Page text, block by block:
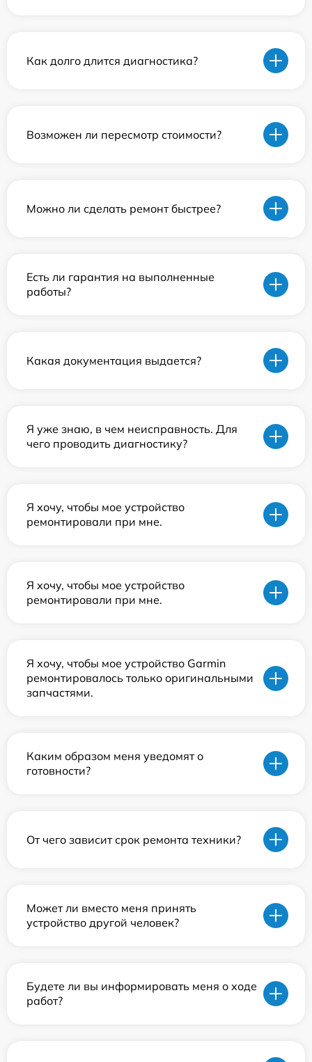
Как долго длится диагностика?
Возможен ли пересмотр стоимости?
Можно ли сделать ремонт быстрее?
Есть ли гарантия на выполненные
работы?
Какая документация выдается?
Я уже знаю, в чем неисправность. Для
чего проводить диагностику?
Я хочу, чтобы мое устройство
ремонтировали при мне.
Я хочу, чтобы мое устройство
ремонтировали при мне.
Я хочу, чтобы мое устройство Garmin
ремонтировалось только оригинальными
запчастями.
Каким образом меня уведомят о
готовности?
От чего зависит срок ремонта техники?
Может ли вместо меня принять
устройство другой человек?
Будете ли вы информировать меня о ходе
работ?